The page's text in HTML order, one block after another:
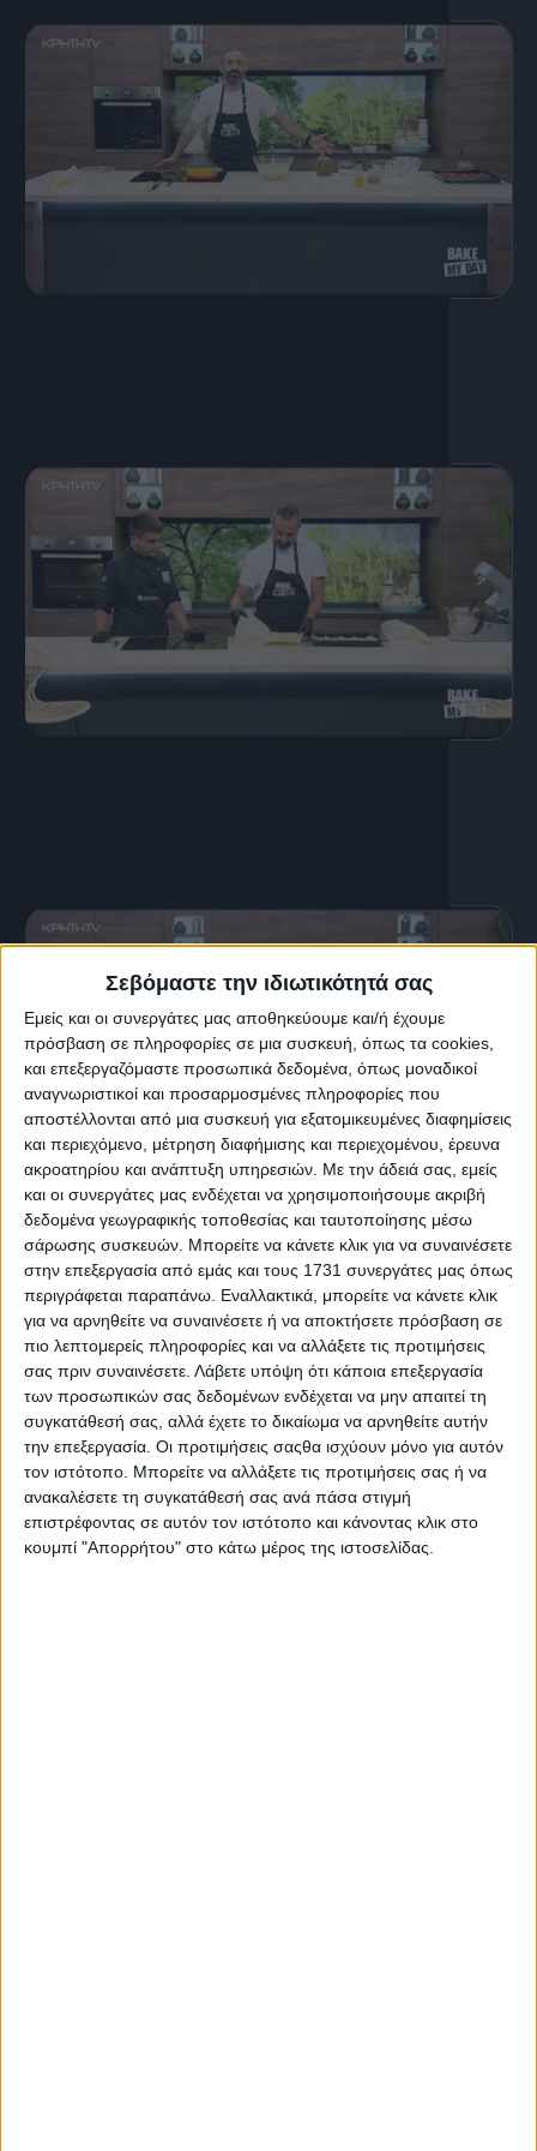
Σεβόμαστε την ιδιωτικότητά σας
Εμείς και οι συνεργάτες μας αποθηκεύουμε και/ή έχουμε
πρόσβαση σε πληροφορίες σε μια συσκευή, όπως τα cookies,
και επεξεργαζόμαστε προσωπικά δεδομένα, όπως μοναδικοί
αναγνωριστικοί και προσαρμοσμένες πληροφορίες που
αποστέλλονται από μια συσκευή για εξατομικευμένες διαφημίσεις
και περιεχόμενο, μέτρηση διαφήμισης και περιεχομένου, έρευνα
ακροατηρίου και ανάπτυξη υπηρεσιών. Με την άδειά σας, εμείς
και οι συνεργάτες μας ενδέχεται να χρησιμοποιήσουμε ακριβή
δεδομένα γεωγραφικής τοποθεσίας και ταυτοποίησης μέσω
σάρωσης συσκευών. Μπορείτε να κάνετε κλικ για να συναινέσετε
στην επεξεργασία από εμάς και τους 1731 συνεργάτες μας όπως
περιγράφεται παραπάνω. Εναλλακτικά, μπορείτε να κάνετε κλικ
για να αρνηθείτε να συναινέσετε ή να αποκτήσετε πρόσβαση σε
πιο λεπτομερείς πληροφορίες και να αλλάξετε τις προτιμήσεις
σας πριν συναινέσετε. Λάβετε υπόψη ότι κάποια επεξεργασία
των προσωπικών σας δεδομένων ενδέχεται να μην απαιτεί τη
συγκατάθεσή σας, αλλά έχετε το δικαίωμα να αρνηθείτε αυτήν
την επεξεργασία. Οι προτιμήσεις σαςθα ισχύουν μόνο για αυτόν
τον ιστότοπο. Μπορείτε να αλλάξετε τις προτιμήσεις σας ή να
ανακαλέσετε τη συγκατάθεσή σας ανά πάσα στιγμή
επιστρέφοντας σε αυτόν τον ιστότοπο και κάνοντας κλικ στο
κουμπί "Απορρήτου" στο κάτω μέρος της ιστοσελίδας.
17 Μαρτίου, 2020
Κοκάκια